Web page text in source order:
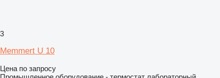
3
Memmert U 10
Цена по запросу